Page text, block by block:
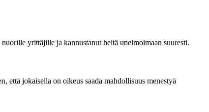
yrittäjille ja kannustanut heitä unelmoimaan suuresti.
että jokaisella on oikeus saada mahdollisuus menestyä